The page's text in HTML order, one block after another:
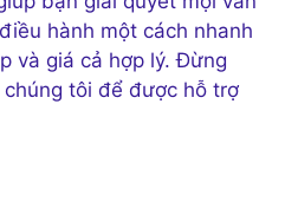
hành một cách nhanh
và giá cả hợp lý. Đừng
tôi để được hỗ trợ